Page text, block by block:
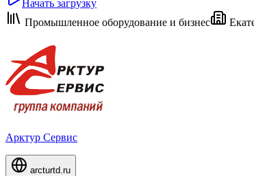
Начать загрузку
Промышленное оборудование и бизнес
Арктур Сервис
arcturtd.ru